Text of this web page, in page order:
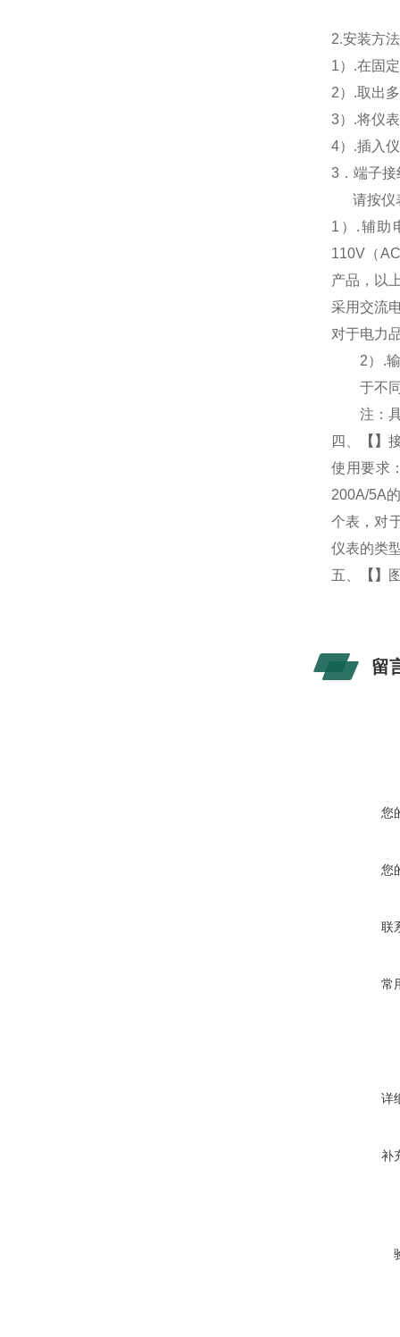
2.安装方
1）.在固
2）.取出
3）.将仪
4）.插入
3 ．端子
请按仪
1 ） .辅助
110V （
产品，以
采用交流
对于电力
2） .
于不
注：
四、
【 】
使用要求
200A/5A
个表，对
仪表的类
五、
【 】
留
您
您
联
常
详
补